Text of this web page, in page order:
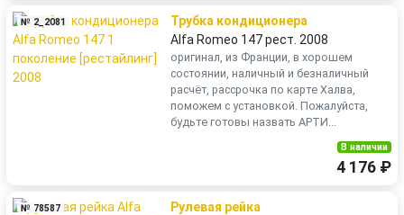
№ 2_2081
Трубка кондиционера
Alfa Romeo 147 рест. 2008
оригинал, из Франции, в хорошем
состоянии, наличный и безналичный
расчёт, рассрочка по карте Халва,
поможем с установкой. Пожалуйста,
будьте готовы назвать АРТИ...
В наличии
4 176 ₽
№ 78587
Рулевая рейка